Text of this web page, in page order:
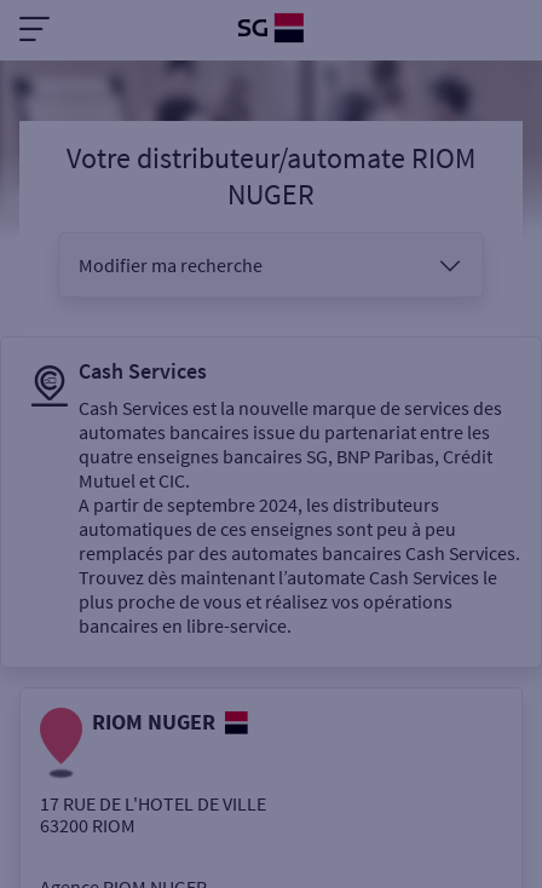
Votre distributeur/automate RIOM
NUGER
Modifier ma recherche
Sélectionnez votre recherche
Un service
Autour de moi
Cash Services
Cash Services est la nouvelle marque de services des
automates bancaires issue du partenariat entre les
quatre enseignes bancaires SG, BNP Paribas, Crédit
Mutuel et CIC.
A partir de septembre 2024, les distributeurs
automatiques de ces enseignes sont peu à peu
remplacés par des automates bancaires Cash Services.
Trouvez dès maintenant l’automate Cash Services le
plus proche de vous et réalisez vos opérations
bancaires en libre-service.
RIOM NUGER
17 RUE DE L'HOTEL DE VILLE
63200 RIOM